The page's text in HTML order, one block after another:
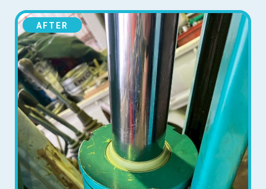
AFTER